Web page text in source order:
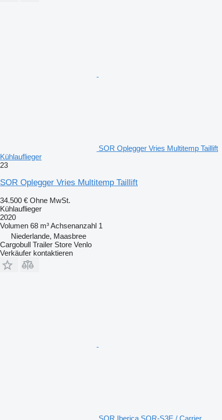
SOR Oplegger Vries Multitemp Taillift
Kühlauflieger
23
SOR Oplegger Vries Multitemp Taillift
34.500 € Ohne MwSt.
Kühlauflieger
2020
Volumen 68 m³Achsenanzahl 1
Niederlande, Maasbree
Cargobull Trailer Store Venlo
Verkäufer kontaktieren
SOR Iberica SOR-S3E / Carrier